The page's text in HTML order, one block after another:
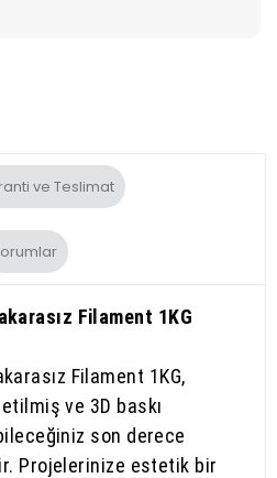
ve Teslimat
Filament 1KG
Filament 1KG,
ve 3D baskı
son derece
Projelerinize estetik bir